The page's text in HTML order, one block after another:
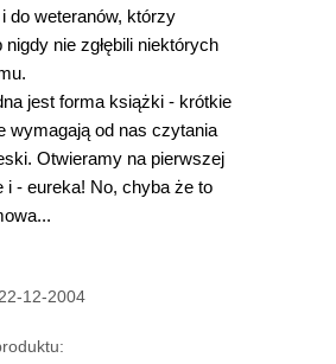
do weteranów, którzy
nie zgłębili niektórych
jest forma książki - krótkie
wymagają od nas czytania
Otwieramy na pierwszej
i - eureka! No, chyba że to
12-2004